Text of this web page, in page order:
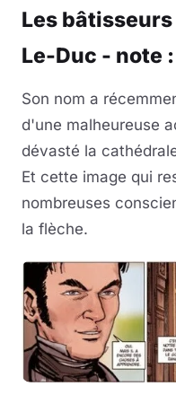
Musique
Sciences & Tech
Forum
Les
Le-Duc - note
Son nom a
d'une malheureuse
dévasté la
Et cette image qui
nombreuses
la flèche.